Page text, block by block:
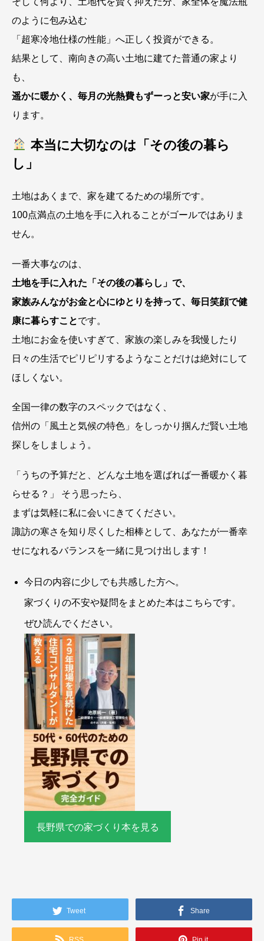
のように包み込む
「超寒冷地仕様の性能」へ正しく投資ができる。
結果として、南向きの高い土地に建てた普通の家より
も、
遥かに暖かく、毎月の光熱費もずーっと安い家が手に入
ります。
本当に大切なのは「その後の暮ら
し」
土地はあくまで、家を建てるための場所です。
100点満点の土地を手に入れることがゴールではありま
せん。
一番大事なのは、
土地を手に入れた「その後の暮らし」で、
家族みんながお金と心にゆとりを持って、毎日笑顔で健
康に暮らすことです。
土地にお金を使いすぎて、家族の楽しみを我慢したり
日々の生活でピリピリするようなことだけは絶対にして
ほしくない。
全国一律の数字のスペックではなく、
信州の「風土と気候の特色」をしっかり掴んだ賢い土地
探しをしましょう。
「うちの予算だと、どんな土地を選ばれば一番暖かく暮
らせる？」 そう思ったら、
まずは気軽に私に会いにきてください。
諏訪の寒さを知り尽くした相棒として、あなたが一番幸
せになれるバランスを一緒に見つけ出します！
今日の内容に少しでも共感した方へ。
家づくりの不安や疑問をまとめた本はこちらです。
ぜひ読んでください。
長野県での家づくり本を見る
Tweet Share